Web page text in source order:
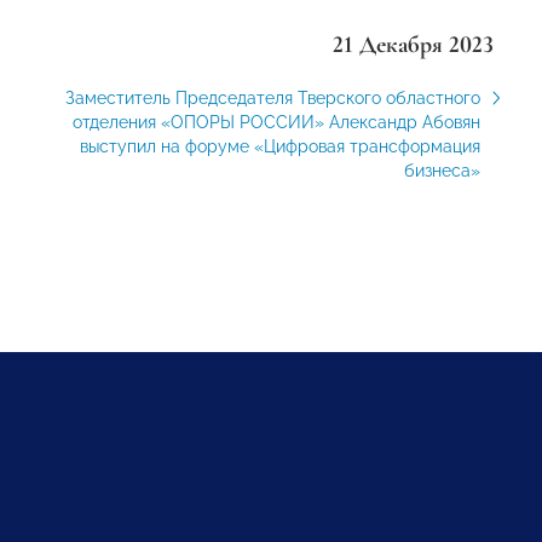
21 Декабря 2023
Заместитель Председателя Тверского областного
отделения «ОПОРЫ РОССИИ» Александр Абовян
выступил на форуме «Цифровая трансформация
бизнеса»